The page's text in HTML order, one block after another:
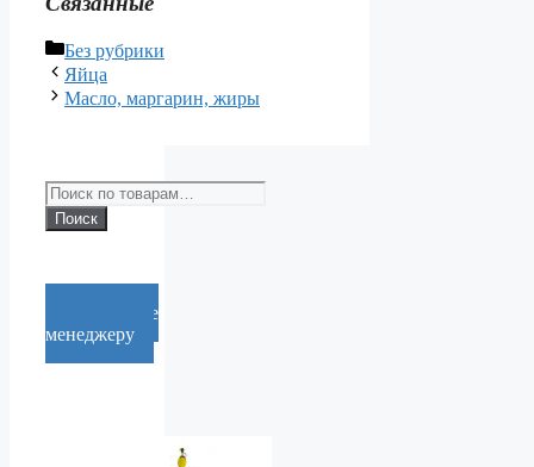
Рубрики
Без рубрики
Яйца
Масло, маргарин, жиры
Искать:
Поиск
Cообщение
менеджеру